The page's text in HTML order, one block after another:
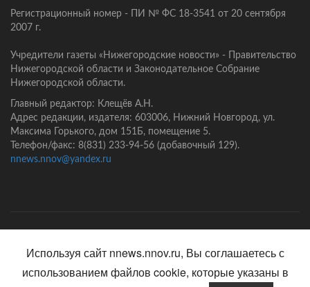
Регистрационный номер - ПИ № ФС 18-3541 от 20 сентября
2007 г.
Учредители газеты «Нижегородские новости» - Правительство
Нижегородской области и Законодательное Собрание
Нижегородской области.
Главный редактор: Клещёв А.Н.
Адрес редакции, издателя: 603006, Нижний Новгород, ул.
Максима Горького, дом 151Б, помещение 5.
Телефон/факс: 8(831) 233-94-56 (добавочный 129).
nnews.nnov@yandex.ru
Используя сайт nnews.nnov.ru, Вы соглашаетесь с
использованием файлов cookie, которые указаны в